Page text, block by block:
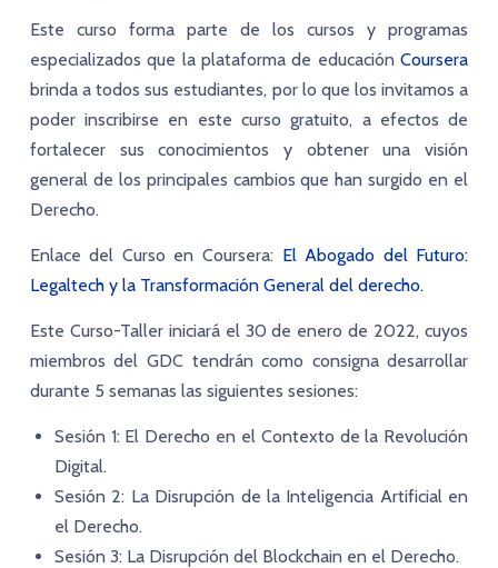
Este curso forma parte de los cursos y programas
especializados que la plataforma de educaciónCoursera
brinda a todos sus estudiantes, por lo que los invitamos a
poder inscribirse en este curso gratuito, a efectos de
fortalecer sus conocimientos y obtener una visión
general de los principales cambios que han surgido en el
Derecho.
Enlace del Curso en Coursera: El Abogado del Futuro:
Legaltech y la Transformación General del derecho.
Este Curso-Taller iniciará el 30 de enero de 2022, cuyos
miembros del GDC tendrán como consigna desarrollar
durante 5 semanas las siguientes sesiones:
Sesión 1:El Derecho en el Contexto de la Revolución
Digital.
Sesión 2: La Disrupción de la Inteligencia Artificial en
el Derecho.
Sesión 3:La Disrupción del Blockchain en el Derecho.